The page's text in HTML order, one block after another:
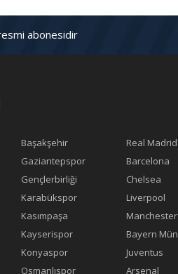
abonesidir
Başakşehir
Real Madrid
Gaziantepspor
Barcelona
Gençlerbirliği
Chelsea
Karabükspor
Liverpool
Kasımpaşa
Kayserispor
Bayern
Konyaspor
Juventus
Osmanlıspor Arsenal